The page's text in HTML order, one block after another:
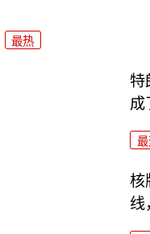
最热
特
成
核
线